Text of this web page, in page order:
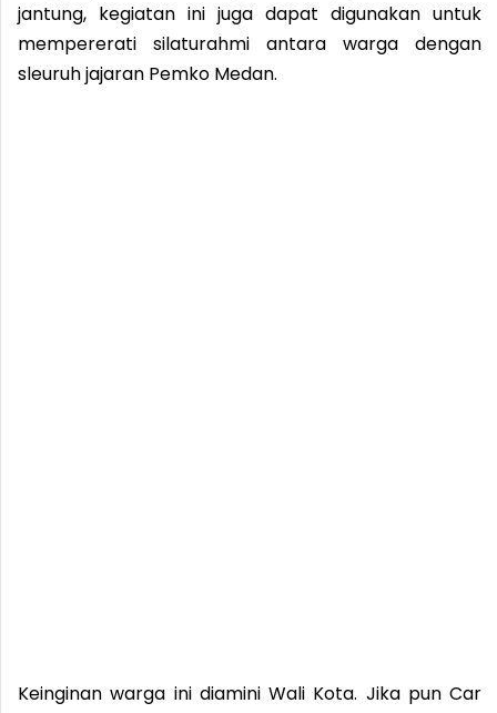
jantung, kegiatan ini juga dapat digunakan untuk
mempererati silaturahmi antara warga dengan
sleuruh jajaran Pemko Medan.
Keinginan warga ini diamini Wali Kota. Jika pun Car